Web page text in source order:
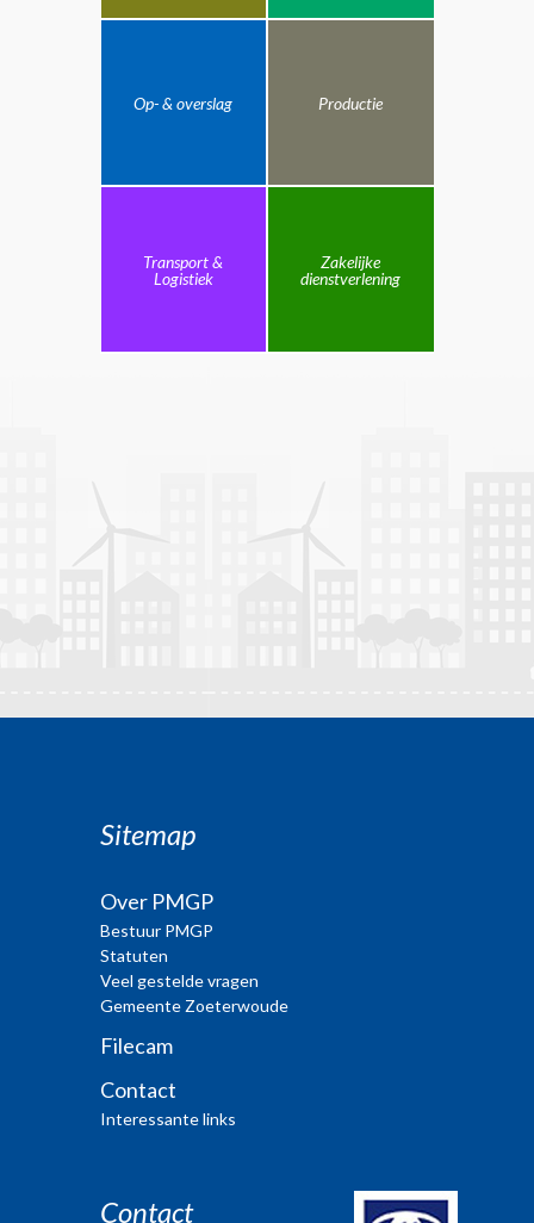
Op- & overslag Productie
Transport &
Logistiek
Zakelijke
dienstverlening
Sitemap
Over PMGP
Bestuur PMGP
Statuten
Veel gestelde vragen
Gemeente Zoeterwoude
Filecam
Contact
Interessante links
Contact